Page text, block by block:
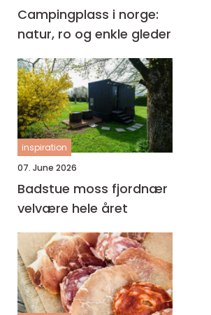
Campingplass i norge:
natur, ro og enkle gleder
inspiration
07. June 2026
Badstue moss fjordnær
velvære hele året